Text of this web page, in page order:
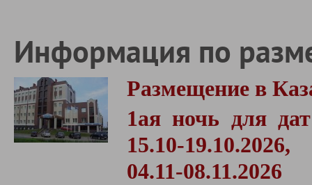
Информация по
Размещение в
1ая ночь для
15.10-
04.11-08.11.2026